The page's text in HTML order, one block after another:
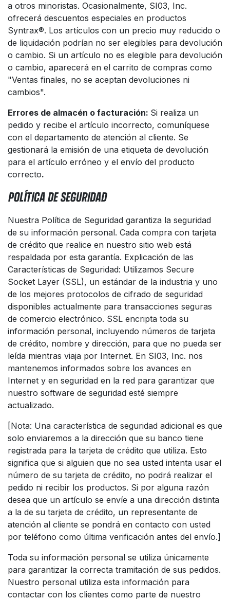
a otros minoristas. Ocasionalmente, SI03, Inc.
ofrecerá descuentos especiales en productos
Syntrax®. Los artículos con un precio muy reducido o
de liquidación podrían no ser elegibles para devolución
o cambio. Si un artículo no es elegible para devolución
o cambio, aparecerá en el carrito de compras como
"Ventas finales, no se aceptan devoluciones ni
cambios".
Errores de almacén o facturación: Si realiza un
pedido y recibe el artículo incorrecto, comuníquese
con el departamento de atención al cliente. Se
gestionará la emisión de una etiqueta de devolución
para el artículo erróneo y el envío del producto
correcto.
POLÍTICA DE SEGURIDAD
Nuestra Política de Seguridad garantiza la seguridad
de su información personal. Cada compra con tarjeta
de crédito que realice en nuestro sitio web está
respaldada por esta garantía. Explicación de las
Características de Seguridad: Utilizamos Secure
Socket Layer (SSL), un estándar de la industria y uno
de los mejores protocolos de cifrado de seguridad
disponibles actualmente para transacciones seguras
de comercio electrónico. SSL encripta toda su
información personal, incluyendo números de tarjeta
de crédito, nombre y dirección, para que no pueda ser
leída mientras viaja por Internet. En SI03, Inc. nos
mantenemos informados sobre los avances en
Internet y en seguridad en la red para garantizar que
nuestro software de seguridad esté siempre
actualizado.
[Nota: Una característica de seguridad adicional es que
solo enviaremos a la dirección que su banco tiene
registrada para la tarjeta de crédito que utiliza. Esto
significa que si alguien que no sea usted intenta usar el
número de su tarjeta de crédito, no podrá realizar el
pedido ni recibir los productos. Si por alguna razón
desea que un artículo se envíe a una dirección distinta
a la de su tarjeta de crédito, un representante de
atención al cliente se pondrá en contacto con usted
por teléfono como última verificación antes del envío.]
Toda su información personal se utiliza únicamente
para garantizar la correcta tramitación de sus pedidos.
Nuestro personal utiliza esta información para
contactar con los clientes como parte de nuestro